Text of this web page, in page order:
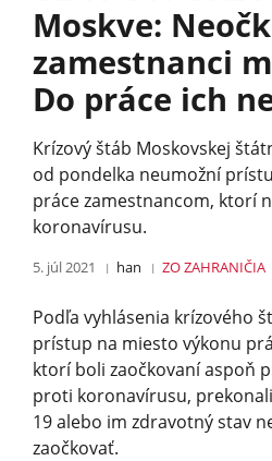
Moskve:
zamestnanci
Do práce ich
Krízový štáb Moskovskej
od pondelka neumožní
práce zamestnancom, ktorí
koronavírusu.
5. júl 2021 han ZO ZAHRANIČIA
Podľa vyhlásenia krízového
prístup na miesto výkonu
ktorí boli zaočkovaní aspoň
proti koronavírusu,
19 alebo im zdravotný stav
zaočkovať.